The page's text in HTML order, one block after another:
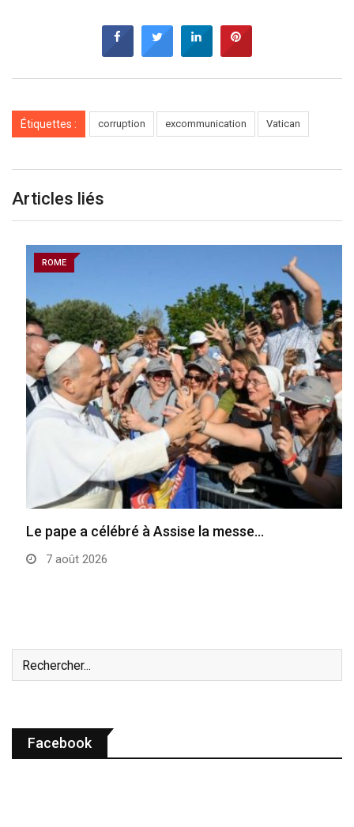
Étiquettes : corruption excommunication Vatican
Articles liés
ROME
Le pape a célébré à Assise la messe…
7 août 2026
Facebook